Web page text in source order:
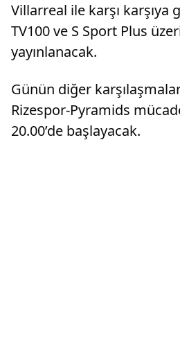
Villarreal ile karşı karşıya
TV100 ve S Sport Plus
yayınlanacak.
Günün diğer
Rizespor-Pyramids
20.00’de başlayacak.